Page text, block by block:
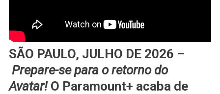
SÃO PAULO, JULHO DE 2026 –
Prepare-se para o retorno do
Avatar!O Paramount+ acaba de